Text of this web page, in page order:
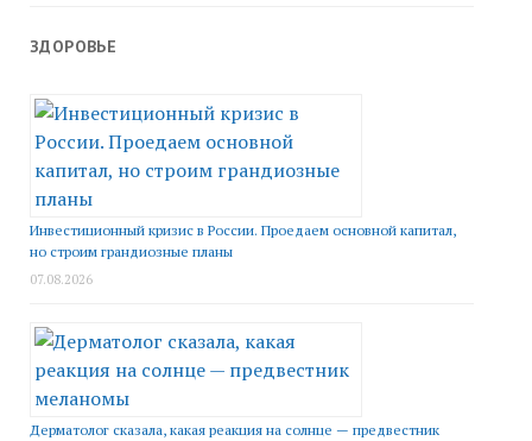
ЗДОРОВЬЕ
Инвестиционный кризис в России. Проедаем основной капитал,
но строим грандиозные планы
07.08.2026
Дерматолог сказала, какая реакция на солнце — предвестник